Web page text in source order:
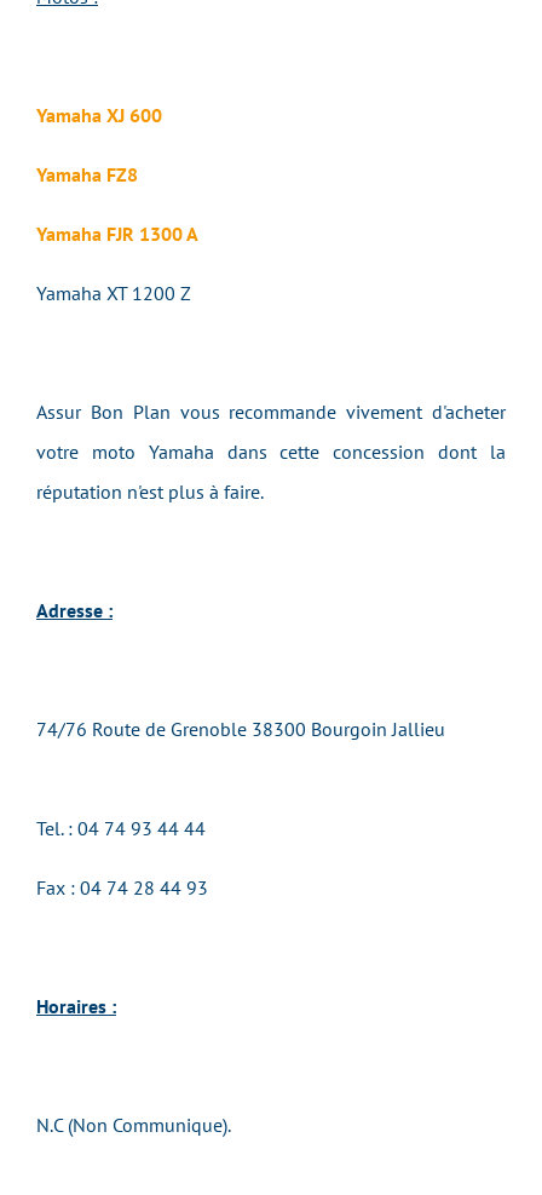
Yamaha XJ 600
Yamaha FZ8
Yamaha FJR 1300 A
Yamaha XT 1200 Z
Assur Bon Plan vous recommande vivement d'acheter
votre moto Yamaha dans cette concession dont la
réputation n'est plus à faire.
Adresse :
74/76 Route de Grenoble 38300 Bourgoin Jallieu
Tel. : 04 74 93 44 44
Fax : 04 74 28 44 93
Horaires :
N.C (Non Communique).